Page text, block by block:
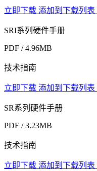
立即下载 添加到下载列表
SRI系列硬件手册
PDF / 4.96MB
技术指南
立即下载 添加到下载列表
SR系列硬件手册
PDF / 3.23MB
技术指南
立即下载 添加到下载列表